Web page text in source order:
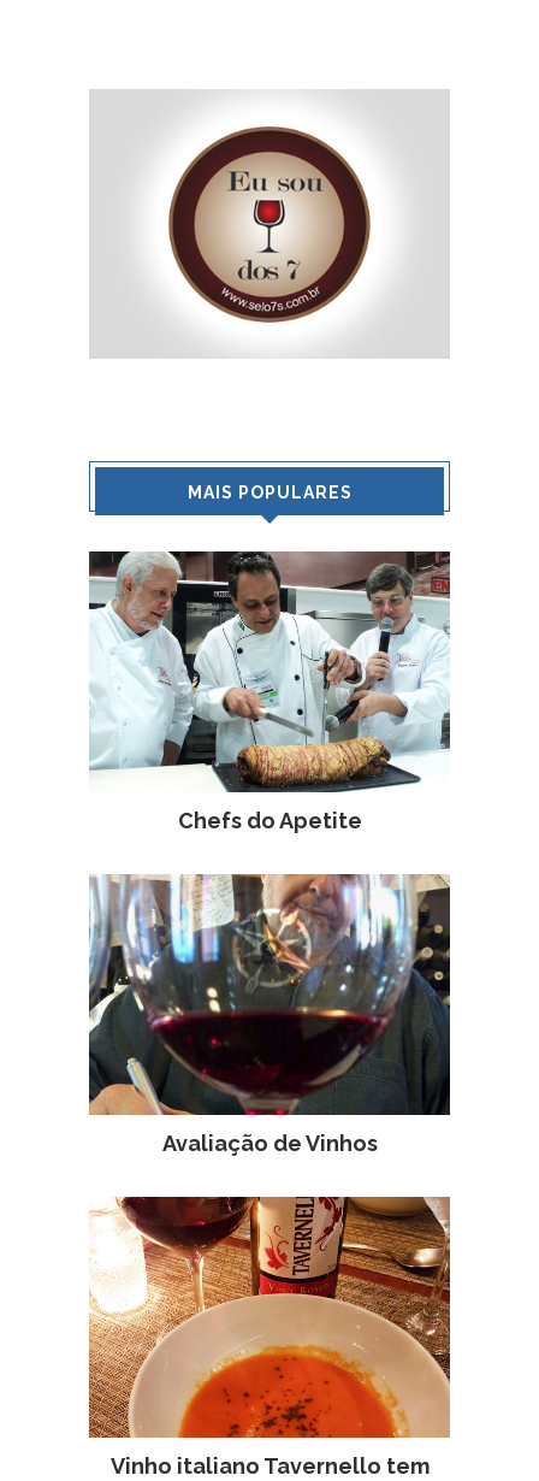
MAIS POPULARES
Chefs do Apetite
Avaliação de Vinhos
Vinho italiano Tavernello tem